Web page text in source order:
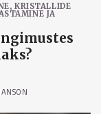
,KRISTALLIDE
JA